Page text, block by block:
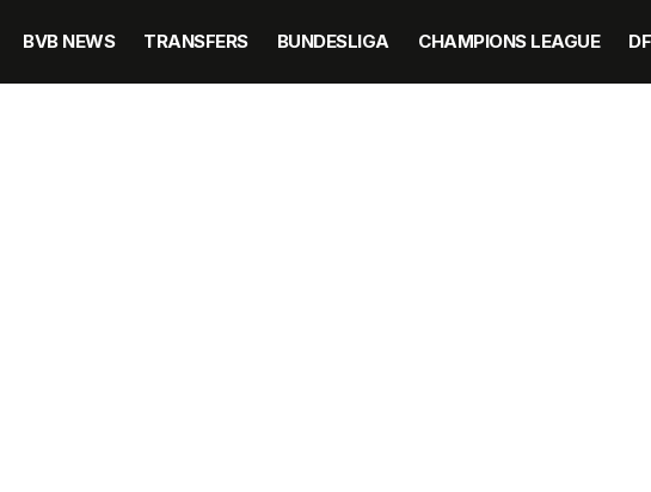
BVB NEWS TRANSFERS BUNDESLIGA CHAMPIONS LEAGUE